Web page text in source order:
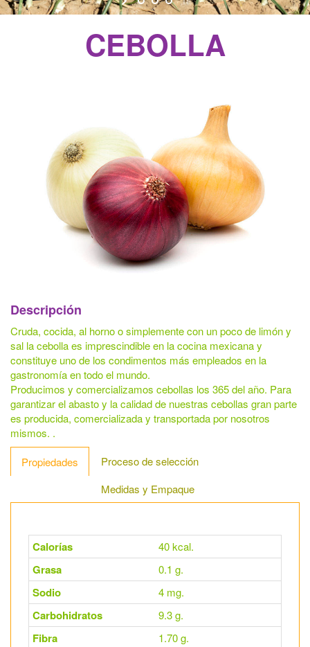
CEBOLLA
Descripción
Cruda, cocida, al horno o simplemente con un poco de limón y
sal la cebolla es imprescindible en la cocina mexicana y
constituye uno de los condimentos más empleados en la
gastronomía en todo el mundo.
Producimos y comercializamos cebollas los 365 del año. Para
garantizar el abasto y la calidad de nuestras cebollas gran parte
es producida, comercializada y transportada por nosotros
mismos. .
Propiedades
Proceso de selección
Medidas y Empaque
Calorías 40 kcal.
Grasa 0.1 g.
Sodio 4 mg.
Carbohidratos 9.3 g.
Fibra 1.70 g.